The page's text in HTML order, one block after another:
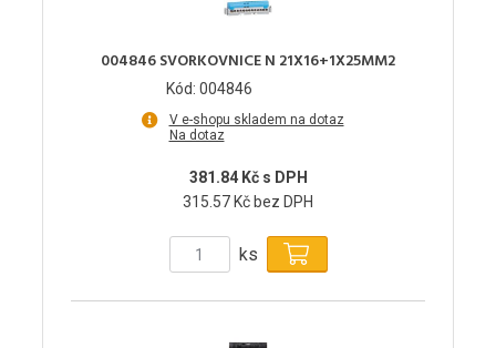
004846 SVORKOVNICE N 21X16+1X25MM2
Kód: 004846
V e-shopu skladem na dotaz
Na dotaz
381.84 Kč s DPH
315.57 Kč bez DPH
ks